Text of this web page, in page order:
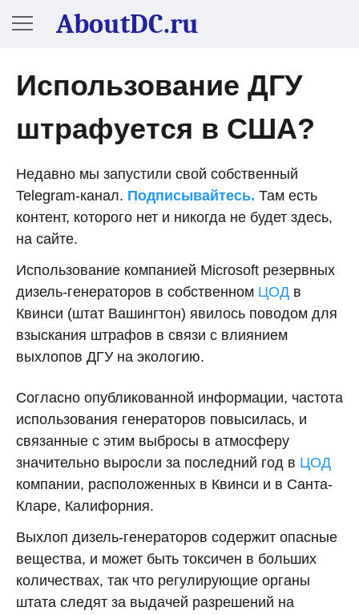
AboutDC.ru
Использование ДГУ
штрафуется в США?
Недавно мы запустили свой собственный
Telegram-канал. Подписывайтесь. Там есть
контент, которого нет и никогда не будет здесь,
на сайте.
Использование компанией Microsoft резервных
дизель-генераторов в собственном ЦОД в
Квинси (штат Вашингтон) явилось поводом для
взыскания штрафов в связи с влиянием
выхлопов ДГУ на экологию.
Согласно опубликованной информации, частота
использования генераторов повысилась, и
связанные с этим выбросы в атмосферу
значительно выросли за последний год в ЦОД
компании, расположенных в Квинси и в Санта-
Кларе, Калифорния.
Выхлоп дизель-генераторов содержит опасные
вещества, и может быть токсичен в больших
количествах, так что регулирующие органы
штата следят за выдачей разрешений на